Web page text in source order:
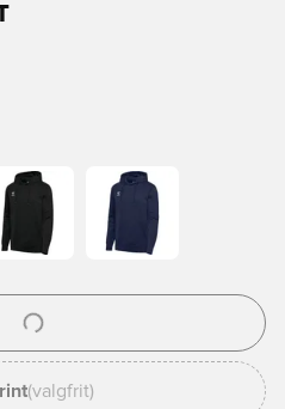
eller tilmelde dig som medlem
(valgfrit)